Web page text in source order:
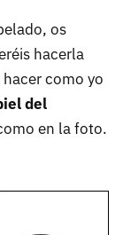
os
hacerla
como yo
del
en la foto.